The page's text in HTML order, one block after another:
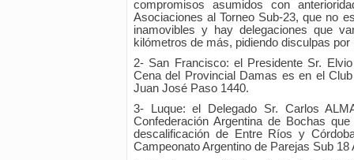
compromisos asumidos con
Asociaciones al Torneo Sub-23, que no
inamovibles y hay delegaciones que
kilómetros de más, pidiendo disculpas por
2- San Francisco: el Presidente Sr.
Cena del Provincial Damas es en el
Juan José Paso 1440.
3- Luque: el Delegado Sr. Carlos
Confederación Argentina de Bochas
descalificación de Entre Ríos y
Campeonato Argentino de Parejas Sub 18